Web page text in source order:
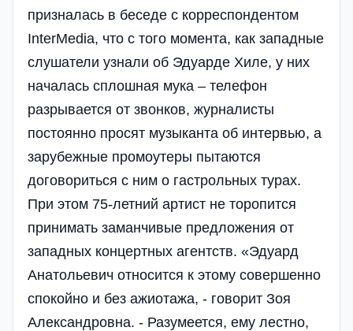
призналась в беседе с корреспондентом
InterMedia, что с того момента, как западные
слушатели узнали об Эдуарде Хиле, у них
началась сплошная мука – телефон
разрывается от звонков, журналисты
постоянно просят музыканта об интервью, а
зарубежные промоутеры пытаются
договориться с ним о гастрольных турах.
При этом 75-летний артист не торопится
принимать заманчивые предложения от
западных концертных агентств. «Эдуард
Анатольевич относится к этому совершенно
спокойно и без ажиотажа, - говорит Зоя
Александровна. - Разумеется, ему лестно,